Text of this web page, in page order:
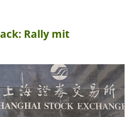
Rally mit